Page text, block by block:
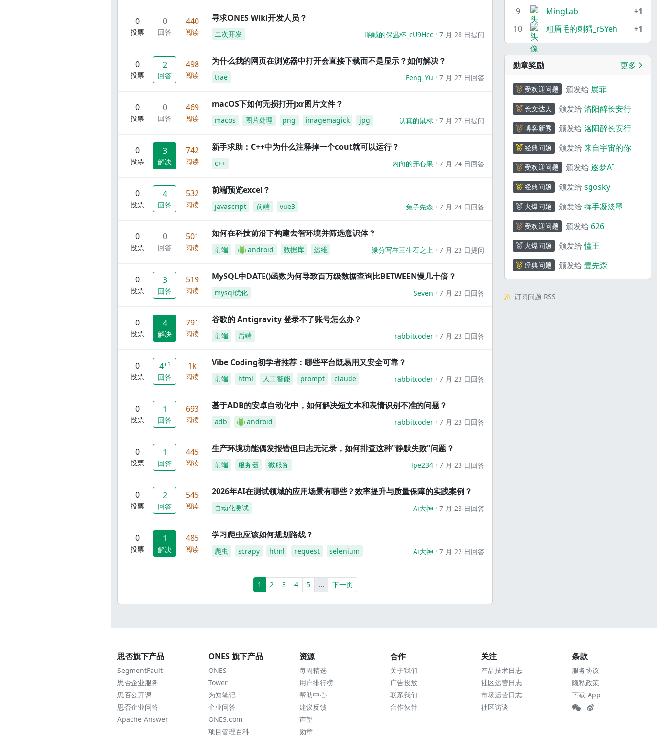
0
投票
0
回答
440
阅读
寻求ONES Wiki开发人员？
二次开发 呐喊的保温杯_cU9Hcc 7 月 28 日提问
0
投票
2
回答
498
阅读
为什么我的网页在浏览器中打开会直接下载而不是显示？如何解决？
trae Feng_Yu 7 月 27 日回答
0
投票
0
回答
469
阅读
macOS下如何无损打开jxr图片文件？
macos 图片处理 png imagemagick jpg 认真的鼠标 7 月 27 日提问
0
投票
3
解决
742
阅读
新手求助：C++中为什么注释掉一个cout就可以运行？
c++ 内向的开心果 7 月 24 日回答
0
投票
4
回答
532
阅读
前端预览excel？
javascript 前端 vue3 兔子先森 7 月 24 日回答
0
投票
0
回答
501
阅读
如何在科技前沿下构建去智环境并筛选意识体？
前端 android 数据库 运维 缘分写在三生石之上 7 月 23 日提问
0
投票
3
回答
519
阅读
MySQL中DATE()函数为何导致百万级数据查询比BETWEEN慢几十倍？
mysql优化 Seven 7 月 23 日回答
0
投票
4
解决
791
阅读
谷歌的 Antigravity 登录不了账号怎么办？
前端 后端 rabbitcoder 7 月 23 日回答
0
投票
4+1
回答
1k
阅读
Vibe Coding初学者推荐：哪些平台既易用又安全可靠？
前端 html 人工智能 prompt claude rabbitcoder 7 月 23 日回答
0
投票
1
回答
693
阅读
基于ADB的安卓自动化中，如何解决短文本和表情识别不准的问题？
adb android rabbitcoder 7 月 23 日回答
0
投票
1
回答
445
阅读
生产环境功能偶发报错但日志无记录，如何排查这种"静默失败"问题？
前端 服务器 微服务 lpe234 7 月 23 日回答
0
投票
2
回答
545
阅读
2026年AI在测试领域的应用场景有哪些？效率提升与质量保障的实践案例？
自动化测试 Ai大神 7 月 23 日回答
0
投票
1
解决
485
阅读
学习爬虫应该如何规划路线？
爬虫 scrapy html request selenium Ai大神 7 月 22 日回答
1 (current)
2 3 4 5 …More下一页
9
MingLab
+1
10
粗眉毛的刺猬_r5Yeh +1
勋章奖励 更多
受欢迎问题 颁发给 展菲
长文达人 颁发给 洛阳醉长安行
博客新秀 颁发给 洛阳醉长安行
经典问题 颁发给 来自宇宙的你
受欢迎问题 颁发给 逐梦AI
经典问题 颁发给 sgosky
火爆问题 颁发给 挥手凝淡墨
受欢迎问题 颁发给 626
火爆问题 颁发给 懂王
经典问题 颁发给 壹先森
订阅问题 RSS
思否旗下产品
SegmentFault
思否企业服务
思否公开课
思否企业问答
Apache Answer
ONES 旗下产品
ONES
Tower
为知笔记
企业问答
ONES.com
项目管理百科
资源
每周精选
用户排行榜
帮助中心
建议反馈
声望
勋章
合作
关于我们
广告投放
联系我们
合作伙伴
关注
产品技术日志
社区运营日志
市场运营日志
社区访谈
条款
服务协议
隐私政策
下载 App